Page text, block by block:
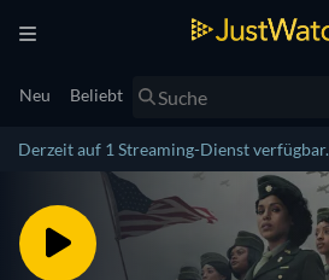
Neu Beliebt
Derzeit auf 1 Streaming-Dienst verfügbar.